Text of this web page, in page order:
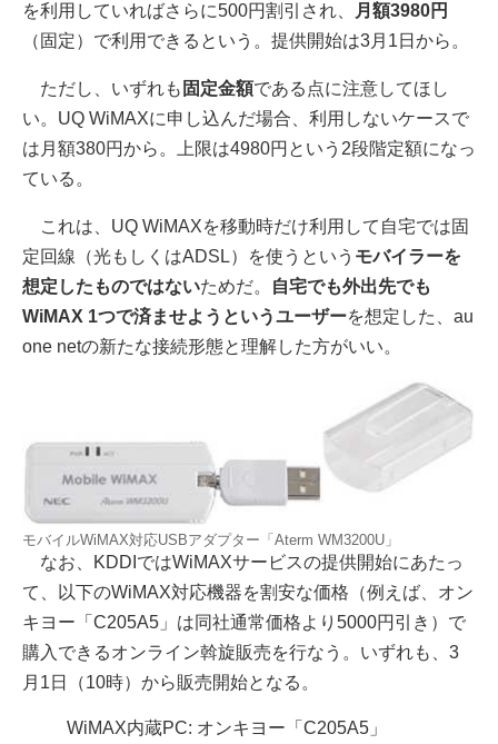
を利用していればさらに500円割引され、
月額3980円
（固定）で利用できるという。提供開始は3月1日から。
ただし、いずれも 固定金額である点に注意してほし
い。UQ WiMAXに申し込んだ場合、利用しないケースで
は月額380円から。上限は4980円という2段階定額になっ
ている。
これは、UQ WiMAXを移動時だけ利用して自宅では固
定回線（光もしくはADSL）を使うという モバイラーを
想定したものではないためだ。
自宅でも外出先でも
WiMAX 1つで済ませようというユーザーを想定した、au
one netの新たな接続形態と理解した方がいい。
モバイルWiMAX対応USBアダプター「Aterm WM3200U」
なお、KDDIではWiMAXサービスの提供開始にあたっ
て、以下のWiMAX対応機器を割安な価格（例えば、オン
キヨー「C205A5」は同社通常価格より5000円引き）で
購入できるオンライン斡旋販売を行なう。いずれも、3
月1日（10時）から販売開始となる。
WiMAX内蔵PC: オンキヨー「C205A5」